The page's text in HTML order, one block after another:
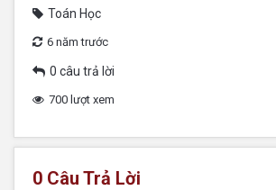
Toán Học
6 năm trước
0 câu trả lời
700 lượt xem
0 Câu Trả Lời